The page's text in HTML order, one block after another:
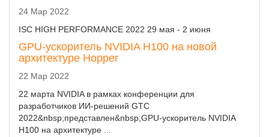
24 Мар 2022
ISC HIGH PERFORMANCE 2022 29 мая - 2 июня
GPU-ускоритель NVIDIA H100 на новой
архитектуре Hopper
22 Мар 2022
22 марта NVIDIA в рамках конференции для
разработчиков ИИ-решений GTC
2022&nbsp;представлен&nbsp;GPU-ускоритель NVIDIA
H100 на архитектуре ...